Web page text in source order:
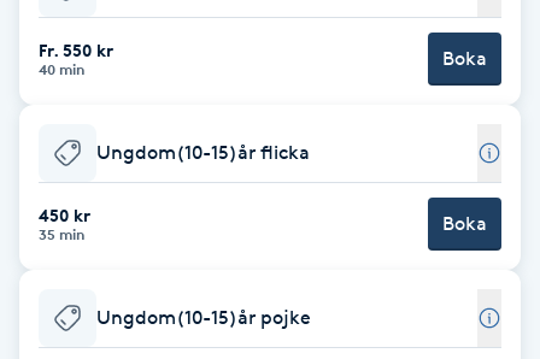
Celluliter
Coachning
Color correction
Cryoterapi
Fr. 550 kr
40 min Boka
Ungdom(10-15)år flicka
450 kr
35 min Boka
Ungdom(10-15)år pojke